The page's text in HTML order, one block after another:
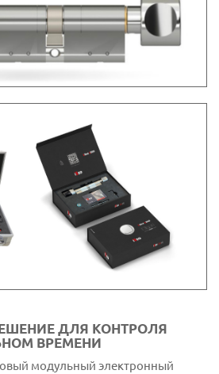
РЕШЕНИЕ ДЛЯ КОНТРОЛЯ
ВРЕМЕНИ
модульный электронный